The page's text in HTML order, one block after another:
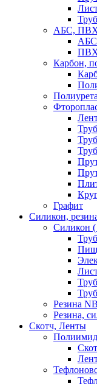
АБС,
Карбон,
Графит
Силикон,
Силикон (
Резина
Резина,
Скотч, Ленты
Полиимид